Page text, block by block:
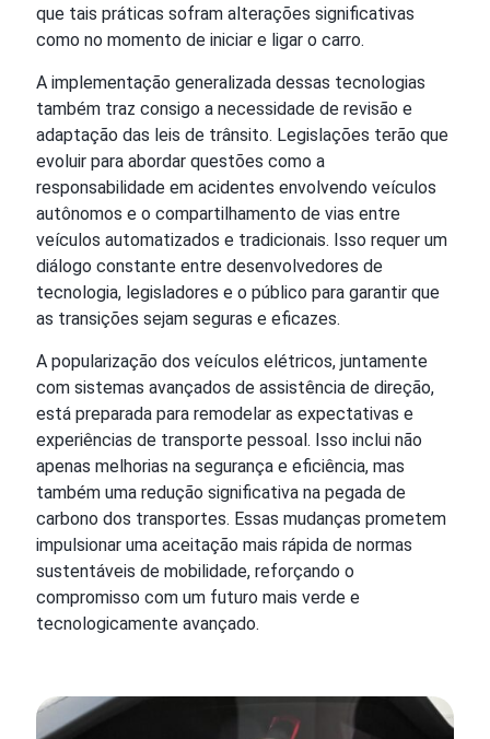
que tais práticas sofram alterações significativas
como no momento de iniciar e ligar o carro.
A implementação generalizada dessas tecnologias
também traz consigo a necessidade de revisão e
adaptação das leis de trânsito. Legislações terão que
evoluir para abordar questões como a
responsabilidade em acidentes envolvendo veículos
autônomos e o compartilhamento de vias entre
veículos automatizados e tradicionais. Isso requer um
diálogo constante entre desenvolvedores de
tecnologia, legisladores e o público para garantir que
as transições sejam seguras e eficazes.
A popularização dos veículos elétricos, juntamente
com sistemas avançados de assistência de direção,
está preparada para remodelar as expectativas e
experiências de transporte pessoal. Isso inclui não
apenas melhorias na segurança e eficiência, mas
também uma redução significativa na pegada de
carbono dos transportes. Essas mudanças prometem
impulsionar uma aceitação mais rápida de normas
sustentáveis de mobilidade, reforçando o
compromisso com um futuro mais verde e
tecnologicamente avançado.